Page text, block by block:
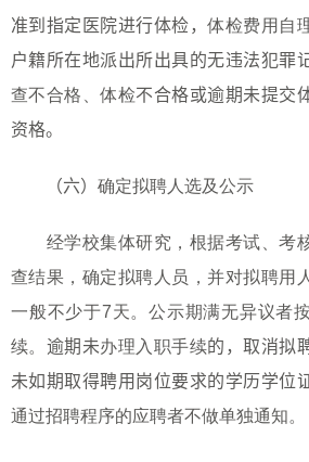
准到指定医院进行体检，体检费用自
户籍所在地派出所出具的无违法犯罪
查不合格、体检不合格或逾期未提交
资格。
（六） 确定拟聘人选及公示
经学校集体研究，根据考试、考
查结果，确定拟聘人员，并对拟聘用
一般不少于7天。公示期满无异议者
续。 逾期未办理入职手续的，取消拟
未如期取得聘用岗位要求的学历学位
通过招聘程序的应聘者不做单独通知。